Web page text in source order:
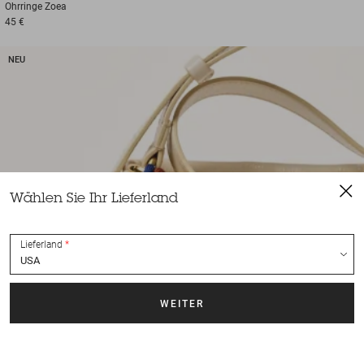
Ohrringe Zoea
45 €
NEU
Wählen Sie Ihr Lieferland
Lieferland